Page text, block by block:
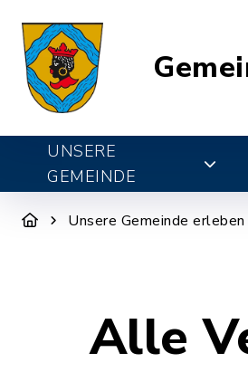
UNSERE
GEMEINDE
Unsere Gemeinde erleben
Alle